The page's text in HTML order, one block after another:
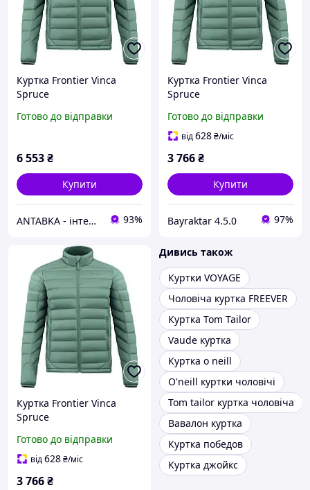
Куртка Frontier Vinca
Spruce
Готово до відправки
6 553₴
Купити
ANTABKA - інтернет магазин 93%
Куртка Frontier Vinca
Spruce
Готово до відправки
від628₴/міс
3 766₴
Купити
Bayraktar 4.5.0 97%
Куртка Frontier Vinca
Spruce
Готово до відправки
від628₴/міс
3 766₴
Дивись також
Куртки VOYAGE
Чоловіча куртка FREEVER
Куртка Tom Tailor
Vaude куртка
Куртка o neill
O'neill куртки чоловічі
Tom tailor куртка чоловіча
Вавалон куртка
Куртка победов
Куртка джойкс